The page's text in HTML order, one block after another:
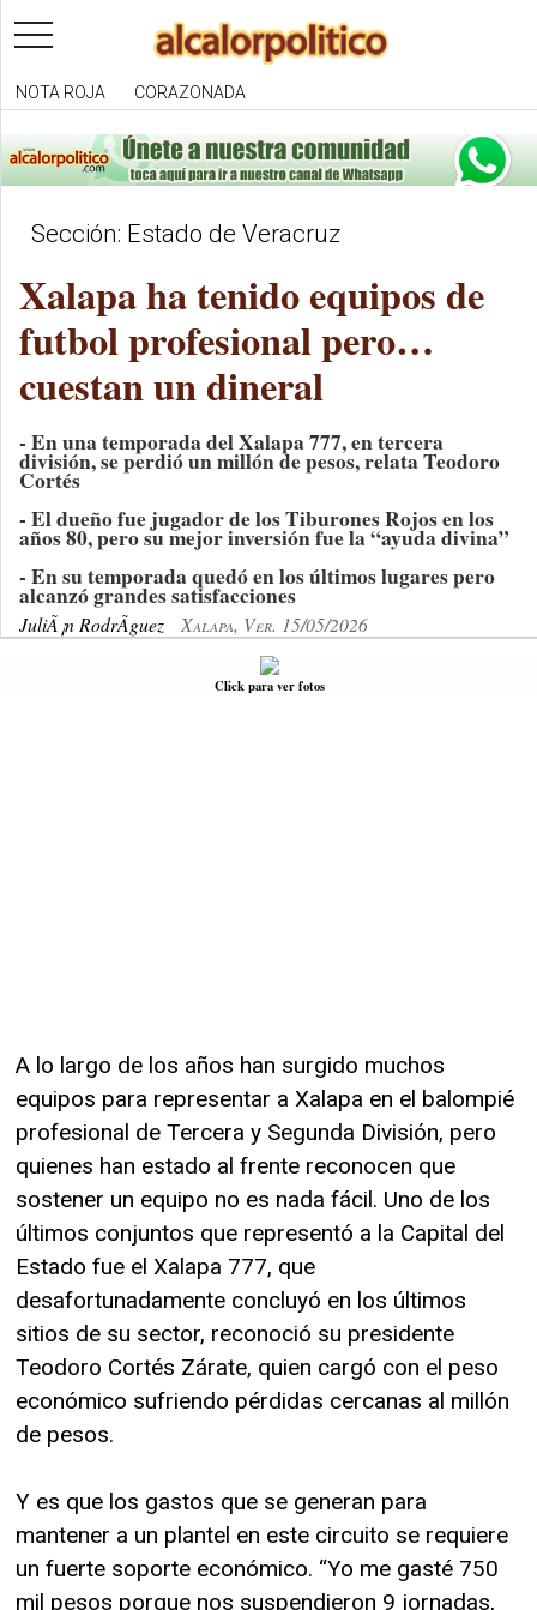
toggle
navigation
NOTA ROJA CORAZONADA
Sección: Estado de Veracruz
Xalapa ha tenido equipos de
futbol profesional pero…
cuestan un dineral
- En una temporada del Xalapa 777, en tercera
división, se perdió un millón de pesos, relata Teodoro
Cortés
- El dueño fue jugador de los Tiburones Rojos en los
años 80, pero su mejor inversión fue la “ayuda divina”
- En su temporada quedó en los últimos lugares pero
alcanzó grandes satisfacciones
JuliÃ¡n RodrÃ­guez Xalapa, Ver. 15/05/2026
Click para ver fotos
A lo largo de los años han surgido muchos
equipos para representar a Xalapa en el balompié
profesional de Tercera y Segunda División, pero
quienes han estado al frente reconocen que
sostener un equipo no es nada fácil. Uno de los
últimos conjuntos que representó a la Capital del
Estado fue el Xalapa 777, que
desafortunadamente concluyó en los últimos
sitios de su sector, reconoció su presidente
Teodoro Cortés Zárate, quien cargó con el peso
económico sufriendo pérdidas cercanas al millón
de pesos.
Y es que los gastos que se generan para
mantener a un plantel en este circuito se requiere
un fuerte soporte económico. “Yo me gasté 750
mil pesos porque nos suspendieron 9 jornadas,